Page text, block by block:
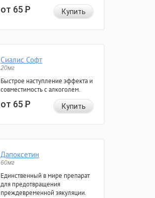
от 65Р Купить
Сиалис Софт
20мг
Быстрое наступление эффекта и
совместимость с алкоголем.
от 65Р Купить
Дапоксетин
60мг
Единственный в мире препарат
для предотвращения
преждевременной эякуляции.